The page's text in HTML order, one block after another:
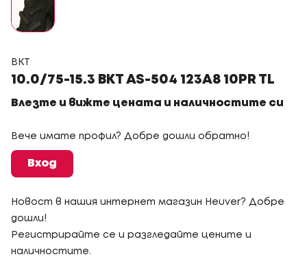
BKT
10.0/75-15.3 BKT AS-504 123A8 10PR TL
Влезте и вижте цената и наличностите си
Вече имате профил? Добре дошли обратно!
Вход
Новост в нашия интернет магазин Heuver? Добре
дошли!
Регистрирайте се и разгледайте цените и
наличностите.